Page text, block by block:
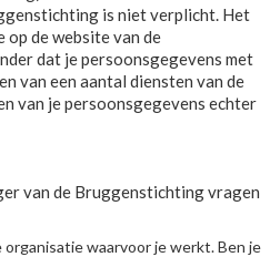
is niet verplicht. Het
de website van de
dat je persoonsgegevens met
van een aantal diensten van de
van je persoonsgegevens echter
van de Bruggenstichting vragen
waarvoor je werkt. Ben je